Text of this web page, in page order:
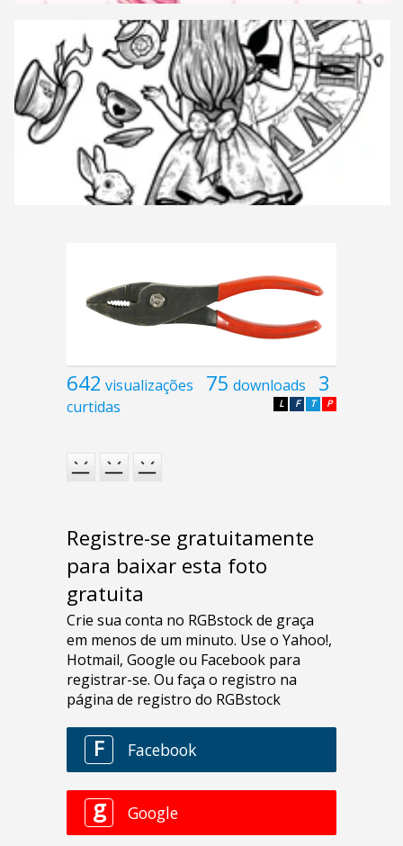
642 visualizações 75 downloads 3
curtidas P
T
F
L
Registre-se gratuitamente
para baixar esta foto
gratuita